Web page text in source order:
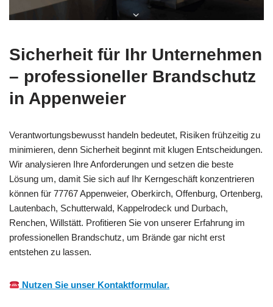
Sicherheit für Ihr Unternehmen
– professioneller Brandschutz
in Appenweier
Verantwortungsbewusst handeln bedeutet, Risiken frühzeitig zu
minimieren, denn Sicherheit beginnt mit klugen Entscheidungen.
Wir analysieren Ihre Anforderungen und setzen die beste
Lösung um, damit Sie sich auf Ihr Kerngeschäft konzentrieren
können für 77767 Appenweier, Oberkirch, Offenburg, Ortenberg,
Lautenbach, Schutterwald, Kappelrodeck und Durbach,
Renchen, Willstätt. Profitieren Sie von unserer Erfahrung im
professionellen Brandschutz, um Brände gar nicht erst
entstehen zu lassen.
Nutzen Sie unser Kontaktformular.